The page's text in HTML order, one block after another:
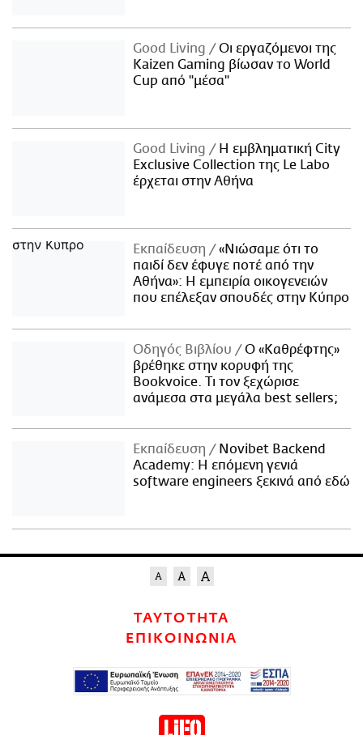
Good Living
Οι εργαζόμενοι της
Kaizen Gaming βίωσαν το World
Cup από "μέσα"
Good Living
Η εμβληματική City
Exclusive Collection της Le Labo
έρχεται στην Αθήνα
Εκπαίδευση
«Νιώσαμε ότι το
παιδί δεν έφυγε ποτέ από την
Αθήνα»: Η εμπειρία οικογενειών
που επέλεξαν σπουδές στην Κύπρο
Οδηγός Βιβλίου
Ο «Καθρέφτης»
βρέθηκε στην κορυφή της
Bookvoice. Τι τον ξεχώρισε
ανάμεσα στα μεγάλα best sellers;
Εκπαίδευση
Novibet Backend
Academy: Η επόμενη γενιά
software engineers ξεκινά από εδώ
ΤΑΥΤΟΤΗΤΑ
ΕΠΙΚΟΙΝΩΝΙΑ